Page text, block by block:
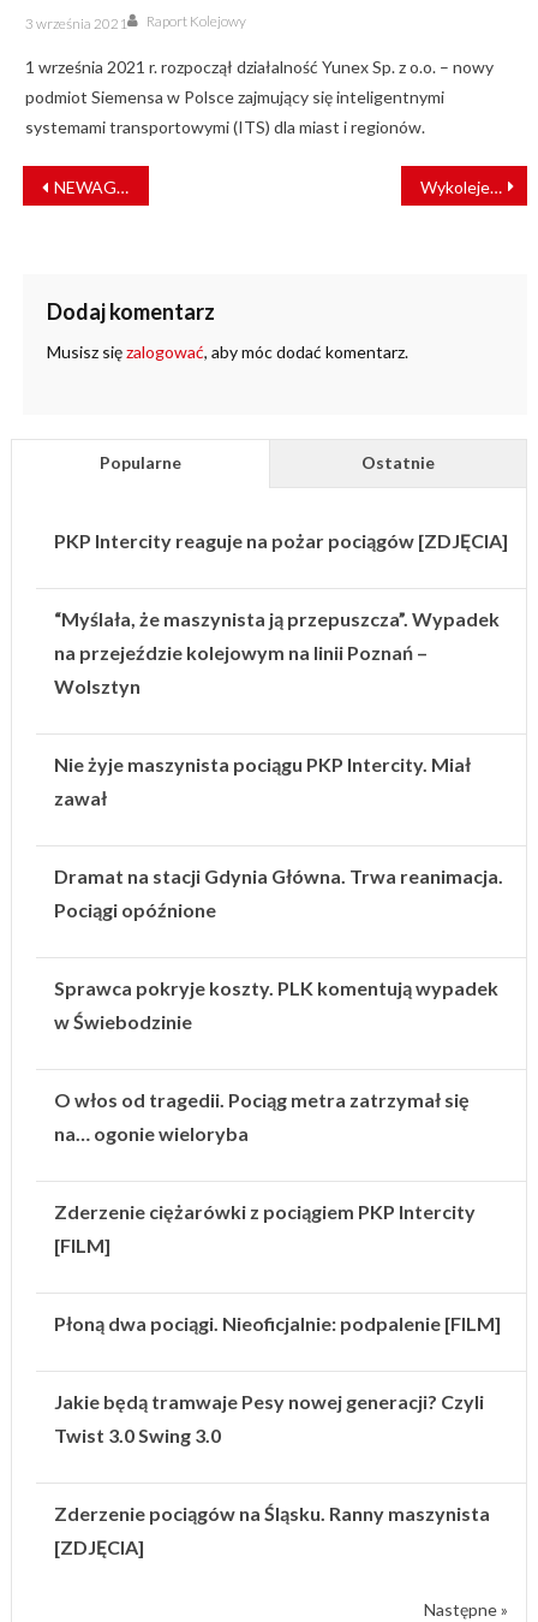
Posted
on
3 września 2021 Author
Raport Kolejowy
1 września 2021 r. rozpoczął działalność Yunex Sp. z o.o. – nowy
podmiot Siemensa w Polsce zajmujący się inteligentnymi
systemami transportowymi (ITS) dla miast i regionów.
NAWIGACJA
WPISU
NEWAG dostarczy EZT-y dla Kolei Śląskich. Przewoźnik podpisał umowę z producentem Wykolejenie pociągu PKP Intercity. Utrudniania na linii Białystok – Warszawa
Dodaj komentarz
Musisz sięzalogować, aby móc dodać komentarz.
Popularne Ostatnie
PKP Intercity reaguje na pożar pociągów [ZDJĘCIA]
“Myślała, że maszynista ją przepuszcza”. Wypadek
na przejeździe kolejowym na linii Poznań –
Wolsztyn
Nie żyje maszynista pociągu PKP Intercity. Miał
zawał
Dramat na stacji Gdynia Główna. Trwa reanimacja.
Pociągi opóźnione
Sprawca pokryje koszty. PLK komentują wypadek
w Świebodzinie
O włos od tragedii. Pociąg metra zatrzymał się
na… ogonie wieloryba
Zderzenie ciężarówki z pociągiem PKP Intercity
[FILM]
Płoną dwa pociągi. Nieoficjalnie: podpalenie [FILM]
Jakie będą tramwaje Pesy nowej generacji? Czyli
Twist 3.0 Swing 3.0
Zderzenie pociągów na Śląsku. Ranny maszynista
[ZDJĘCIA]
Następne »